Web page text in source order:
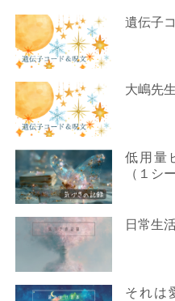
遺伝子
大嶋先
低用量
（１シ
日常生
それは